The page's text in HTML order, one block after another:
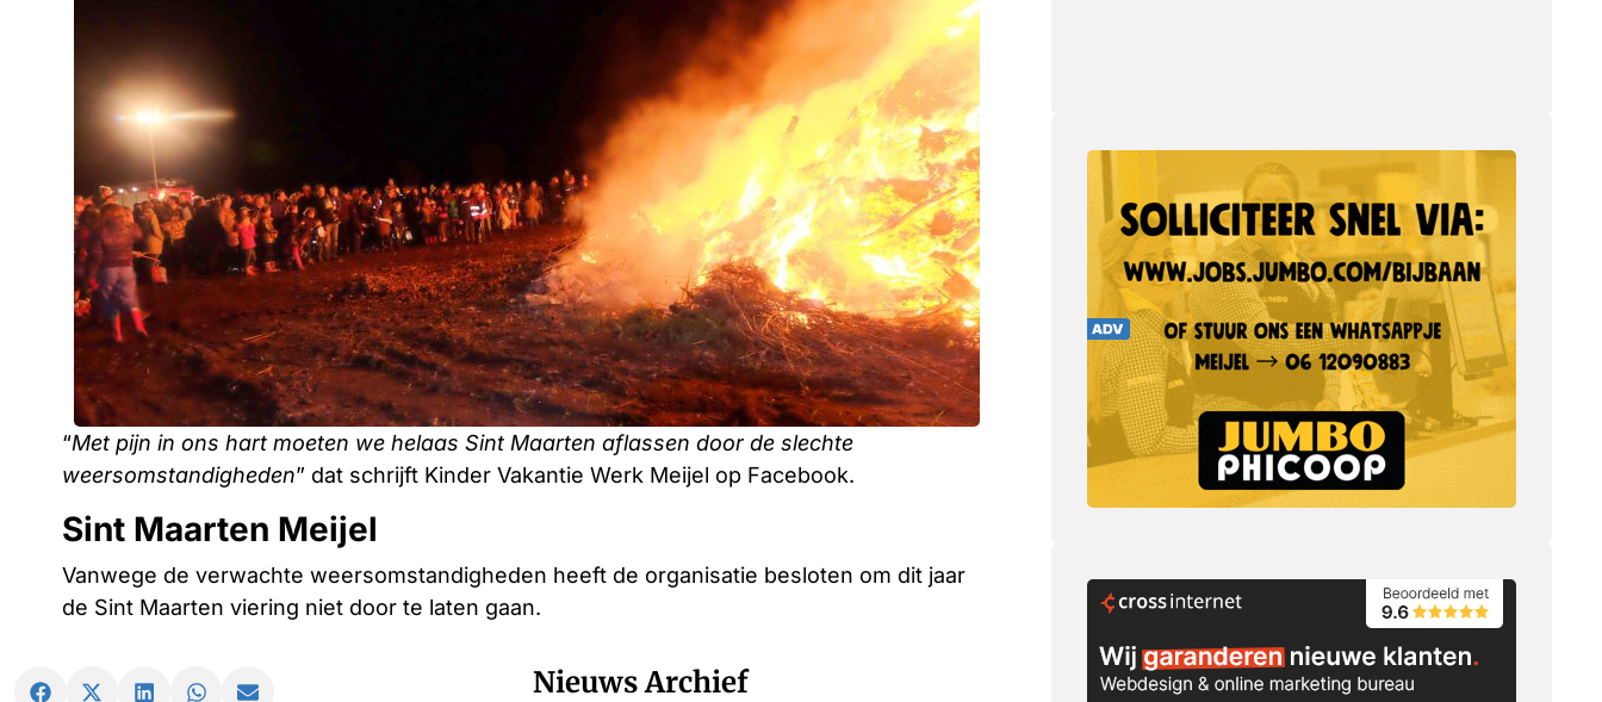
“Met pijn in ons hart moeten we helaas Sint Maarten aflassen door de slechte
weersomstandigheden” dat schrijft Kinder Vakantie Werk Meijel op Facebook.
Sint Maarten Meijel
Vanwege de verwachte weersomstandigheden heeft de organisatie besloten om dit jaar
de Sint Maarten viering niet door te laten gaan.
Nieuws Archief